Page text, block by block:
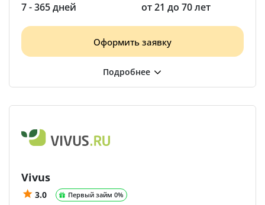
7 - 365 дней от 21 до 70 лет
Оформить заявку
Vivus
3.0 Первый займ 0%